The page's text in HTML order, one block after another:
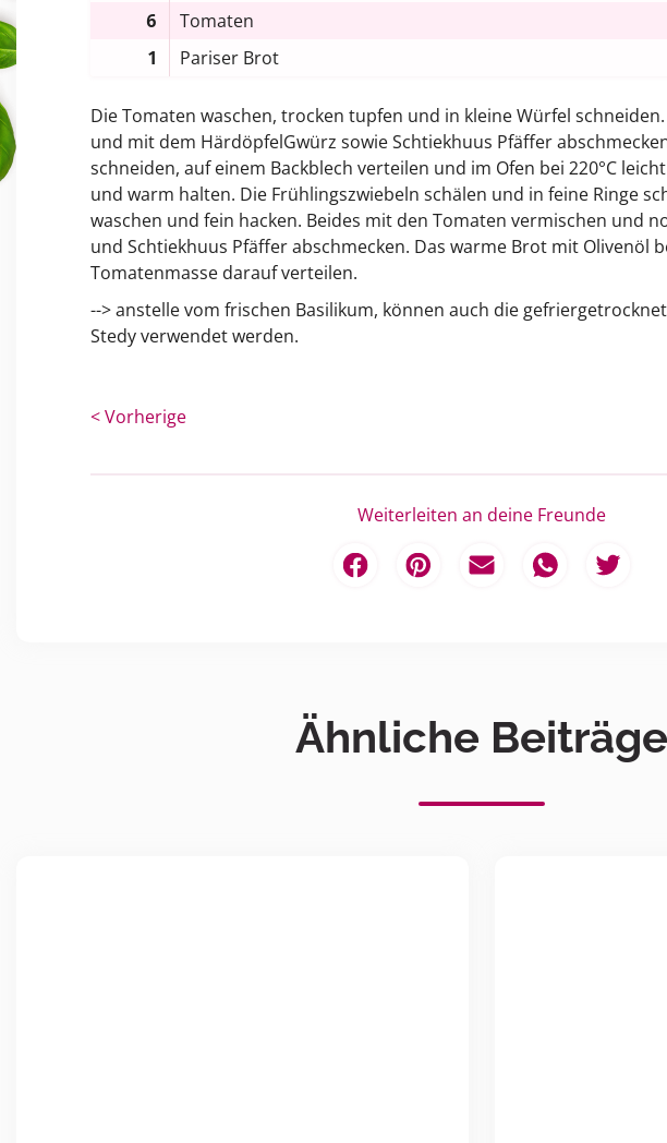
6
Tomaten
1
Pariser Brot
Die Tomaten waschen, trocken tupfen und in kleine Würfel
und mit dem HärdöpfelGwürz sowie Schtiekhuus Pfäffer
schneiden, auf einem Backblech verteilen und im Ofen bei 220°C
und warm halten. Die Frühlingszwiebeln schälen und in feine Ringe
waschen und fein hacken. Beides mit den Tomaten vermischen und
und Schtiekhuus Pfäffer abschmecken. Das warme Brot mit Olivenöl
Tomatenmasse darauf verteilen.
--> anstelle vom frischen Basilikum, können auch die
Stedy verwendet werden.
< Vorherige
Weiterleiten an deine Freunde
Ähnliche Beiträge